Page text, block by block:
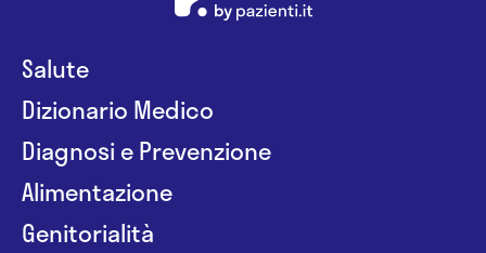
Salute
Dizionario Medico
Diagnosi e Prevenzione
Alimentazione
Genitorialità